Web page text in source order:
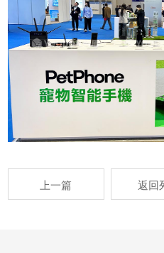
上一篇 返回